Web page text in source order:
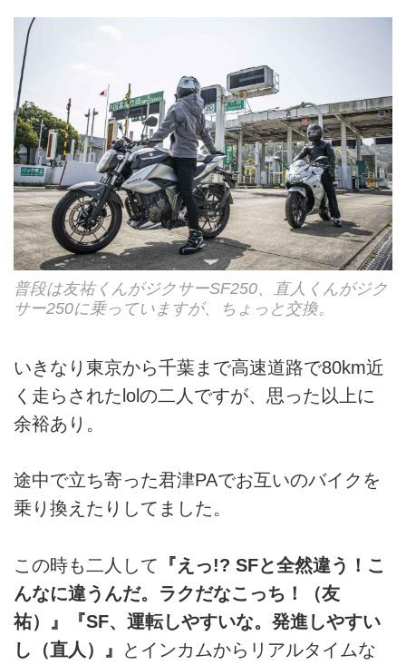
普段は友祐くんがジクサーSF250、直人くんがジク
サー250に乗っていますが、ちょっと交換。
いきなり東京から千葉まで高速道路で80km近
く走らされたlolの二人ですが、思った以上に
余裕あり。
途中で立ち寄った君津PAでお互いのバイクを
乗り換えたりしてました。
この時も二人して 『えっ!? SFと全然違う！こ
んなに違うんだ。ラクだなこっち！（友
祐）』『SF、運転しやすいな。発進しやすい
し（直人）』
とインカムからリアルタイムな